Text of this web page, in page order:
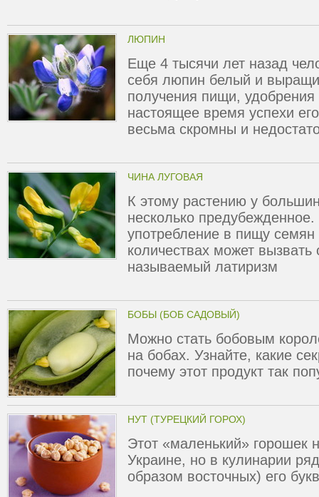
ЛЮПИН
Еще 4 тысячи лет назад
себя люпин белый и
получения пищи,
настоящее время успехи
весьма скромны и
ЧИНА ЛУГОВАЯ
К этому растению у
несколько
употребление в пищу
количествах может
называемый латиризм
БОБЫ (БОБ САДОВЫЙ)
Можно стать бобовым
на бобах. Узнайте, какие
почему этот продукт так
НУТ (ТУРЕЦКИЙ ГОРОХ)
Этот «маленький» горошек
Украине, но в кулинарии
образом восточных) его